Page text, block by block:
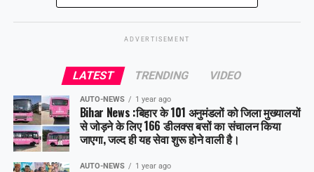
ADVERTISEMENT
LATEST TRENDING VIDEO
AUTO-NEWS 1 year ago
Bihar News :बिहार के 101 अनुमंडलों को जिला मुख्यालयों
से जोड़ने के लिए 166 डीलक्स बसों का संचालन किया
जाएगा, जल्द ही यह सेवा शुरू होने वाली है।
AUTO-NEWS 1 year ago